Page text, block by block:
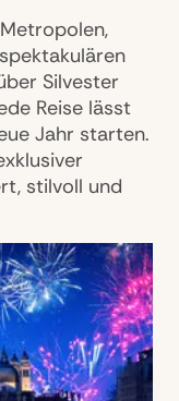
Silvester
Reise lässt
Jahr starten.
stilvoll und